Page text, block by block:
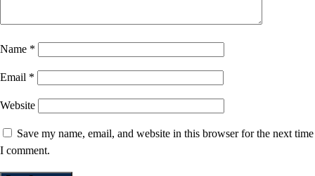
Name *
Email *
Website
Save my name, email, and website in this browser for the next time
I comment.